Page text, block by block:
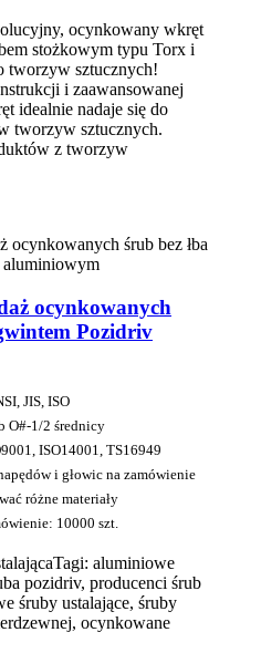
ocynkowany wkręt
stożkowym typu Torx i
tworzyw sztucznych!
i zaawansowanej
idealnie nadaje się do
tworzyw sztucznych.
z tworzyw
ocynkowanych
Pozidriv
JIS, ISO
O#-1/2 średnicy
ISO14001, TS16949
i głowic na zamówienie
różne materiały
10000 szt.
Tagi: aluminiowe
pozidriv, producenci śrub
śruby ustalające, śruby
ocynkowane